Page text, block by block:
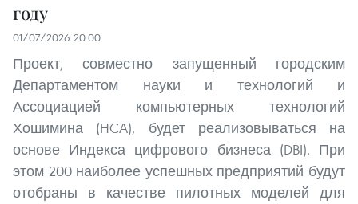
году
01/07/2026 20:00
Проект, совместно запущенный городским
Департаментом науки и технологий и
Ассоциацией компьютерных технологий
Хошимина (HCA), будет реализовываться на
основе Индекса цифрового бизнеса (DBI). При
этом 200 наиболее успешных предприятий будут
отобраны в качестве пилотных моделей для